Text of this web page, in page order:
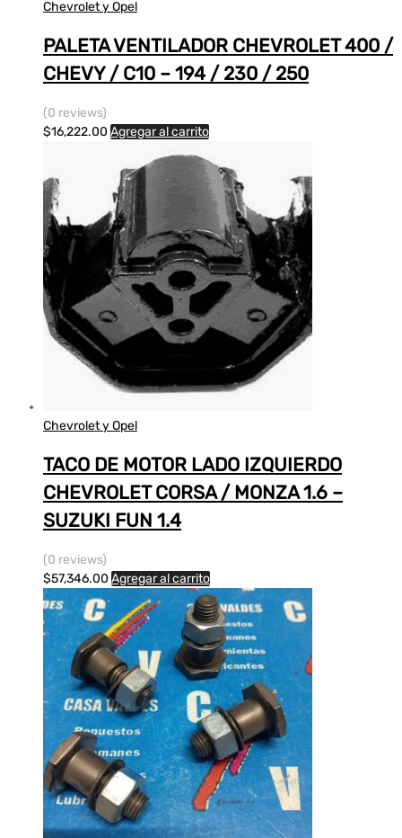
Chevrolet y Opel
PALETA VENTILADOR CHEVROLET 400 /
CHEVY / C10 – 194 / 230 / 250
(0 reviews)
$16,222.00 Agregar al carrito
Chevrolet y Opel
TACO DE MOTOR LADO IZQUIERDO
CHEVROLET CORSA / MONZA 1.6 –
SUZUKI FUN 1.4
(0 reviews)
$57,346.00 Agregar al carrito